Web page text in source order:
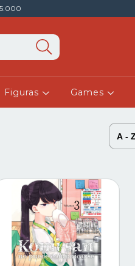
Figuras Games